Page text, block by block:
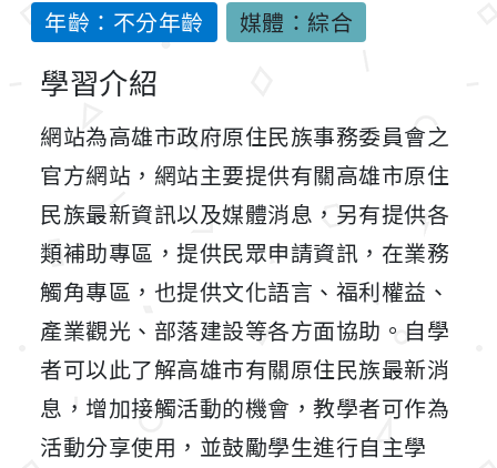
年齡：不分年齡
媒體：綜合
學習介紹
網站為高雄市政府原住民族事務委員會之
官方網站，網站主要提供有關高雄市原住
民族最新資訊以及媒體消息，另有提供各
類補助專區，提供民眾申請資訊，在業務
觸角專區，也提供文化語言、福利權益、
產業觀光、部落建設等各方面協助。自學
者可以此了解高雄市有關原住民族最新消
息，增加接觸活動的機會，教學者可作為
活動分享使用，並鼓勵學生進行自主學